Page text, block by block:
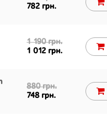
782 грн.
1 190 грн.
1 012 грн.
880 грн.
748 грн.